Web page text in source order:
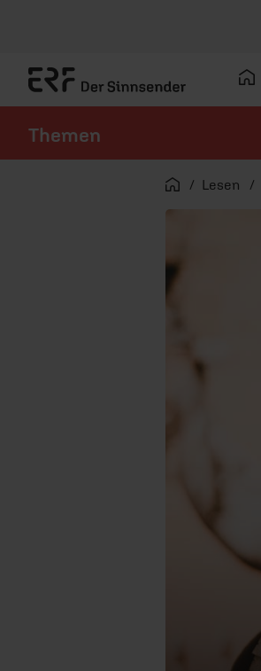
Themen
Startseite
Lesen